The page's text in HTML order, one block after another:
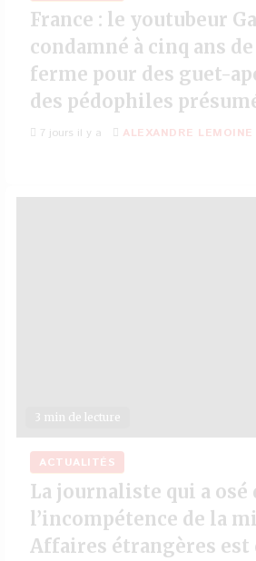
France : le youtubeur
condamné à cinq ans
ferme pour des guet-
des pédophiles
7 jours il y a ALEXANDRE LEMOINE
3 min de lecture
ACTUALITÉS
La journaliste qui a osé
l’incompétence de la
Affaires étrangères est